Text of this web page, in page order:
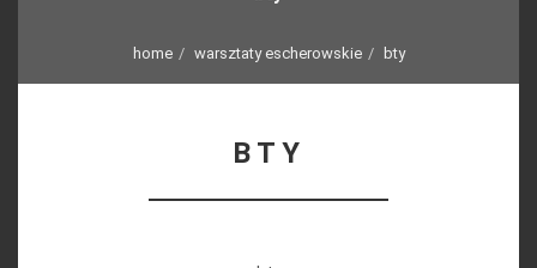
home warsztaty escherowskie bty
BTY